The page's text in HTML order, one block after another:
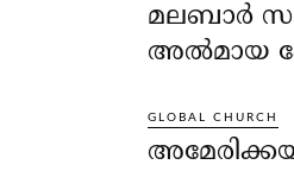
മലബാർ
അൽമായ
GLOBAL CHURCH